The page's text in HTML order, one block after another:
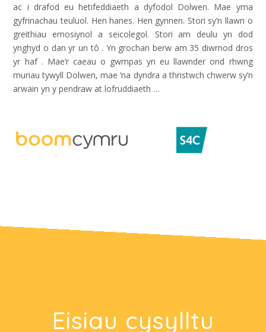
ac i drafod eu hetifeddiaeth a dyfodol Dolwen. Mae yma
gyfrinachau teuluol. Hen hanes. Hen gynnen. Stori sy’n llawn o
greithiau emosiynol a seicolegol. Stori am deulu yn dod
ynghyd o dan yr un tô . Yn grochan berw am 35 diwrnod dros
yr haf . Mae’r caeau o gwmpas yn eu llawnder ond rhwng
muriau tywyll Dolwen, mae ‘na dyndra a thristwch chwerw sy’n
arwain yn y pendraw at lofruddiaeth …
Eisiau cysylltu